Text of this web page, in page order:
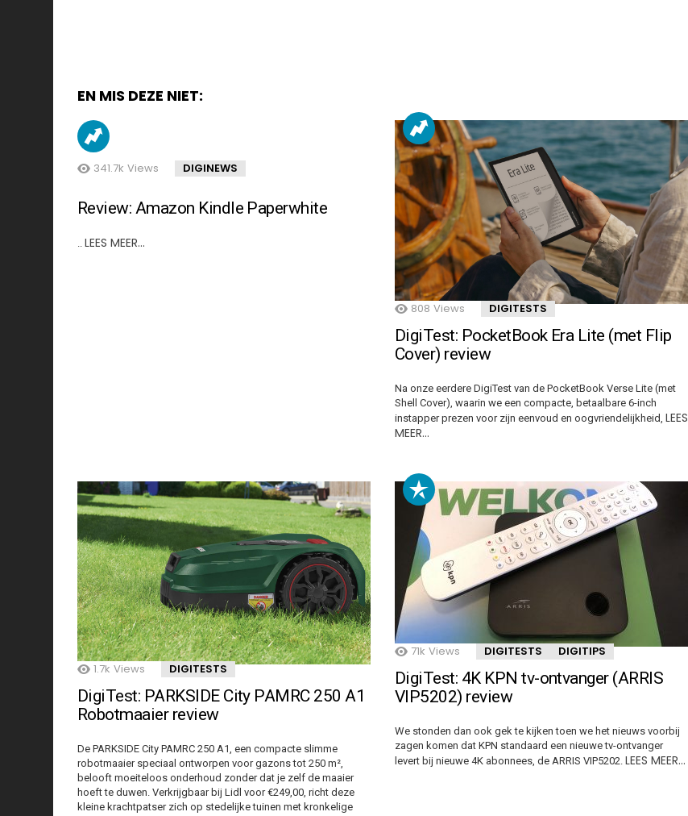
EN MIS DEZE NIET:
341.7k Views DIGINEWS
Review: Amazon Kindle Paperwhite
.. LEES MEER…
808 Views DIGITESTS
DigiTest: PocketBook Era Lite (met Flip
Cover) review
Na onze eerdere DigiTest van de PocketBook Verse Lite (met
Shell Cover), waarin we een compacte, betaalbare 6-inch
instapper prezen voor zijn eenvoud en oogvriendelijkheid, LEES
MEER…
1.7k Views DIGITESTS
DigiTest: PARKSIDE City PAMRC 250 A1
Robotmaaier review
De PARKSIDE City PAMRC 250 A1, een compacte slimme
robotmaaier speciaal ontworpen voor gazons tot 250 m²,
belooft moeiteloos onderhoud zonder dat je zelf de maaier
hoeft te duwen. Verkrijgbaar bij Lidl voor €249,00, richt deze
kleine krachtpatser zich op stedelijke tuinen met kronkelige
71k Views DIGITESTS DIGITIPS
DigiTest: 4K KPN tv-ontvanger (ARRIS
VIP5202) review
We stonden dan ook gek te kijken toen we het nieuws voorbij
zagen komen dat KPN standaard een nieuwe tv-ontvanger
levert bij nieuwe 4K abonnees, de ARRIS VIP5202. LEES MEER…